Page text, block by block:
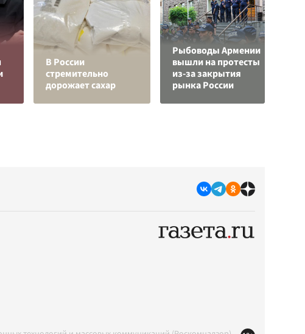
В России
стремительно
дорожает сахар
Рыбоводы Армении
вышли на протесты
из-за закрытия
рынка России